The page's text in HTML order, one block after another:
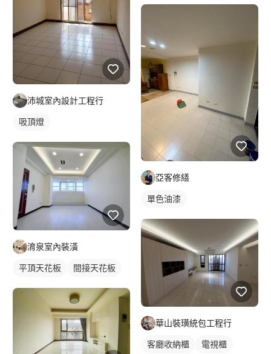
沛城室內設計工程行
吸頂燈
淯泉室內裝潢
平頂天花板 間接天花板
亞客修繕
單色油漆
華山裝璜統包工程行
客廳收納櫃 電視櫃